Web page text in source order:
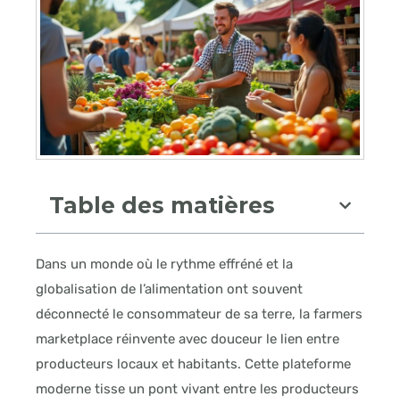
Table des matières
Dans un monde où le rythme effréné et la
globalisation de l’alimentation ont souvent
déconnecté le consommateur de sa terre, la farmers
marketplace réinvente avec douceur le lien entre
producteurs locaux et habitants. Cette plateforme
moderne tisse un pont vivant entre les producteurs